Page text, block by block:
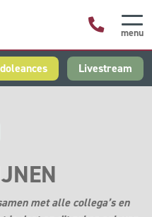
menu
Livestream
met alle collega’s en